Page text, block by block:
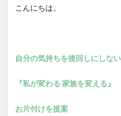
こんにちは。
自分の気持ちを後回しにしない
『私が変わる 家族を変える』
お片付けを提案